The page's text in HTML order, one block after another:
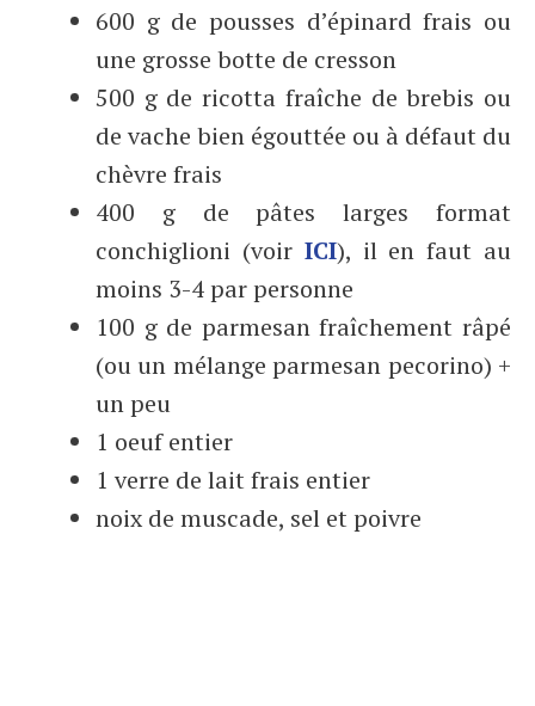
600 g de pousses d’épinard frais ou
une grosse botte de cresson
500 g de ricotta fraîche de brebis ou
de vache bien égouttée ou à défaut du
chèvre frais
400 g de pâtes larges format
conchiglioni (voir ICI), il en faut au
moins 3-4 par personne
100 g de parmesan fraîchement râpé
(ou un mélange parmesan pecorino) +
un peu
1 oeuf entier
1 verre de lait frais entier
noix de muscade, sel et poivre